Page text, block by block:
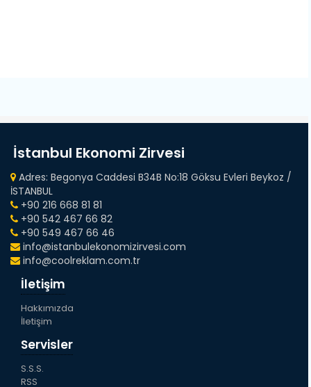
İstanbul Ekonomi Zirvesi
Adres: Begonya Caddesi B34B No:18 Göksu Evleri Beykoz /
İSTANBUL
+90 216 668 81 81
+90 542 467 66 82
+90 549 467 66 46
info@istanbulekonomizirvesi.com
info@coolreklam.com.tr
İletişim
Hakkımızda
İletişim
Servisler
S.S.S.
RSS